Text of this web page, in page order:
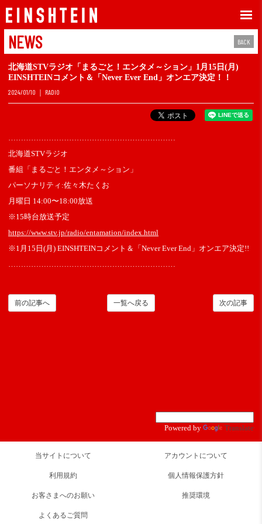
NEWS BACK
北海道STVラジオ「まるごと！エンタメ～ション」1月15日(月)
EINSHTEINコメント＆「Never Ever End」オンエア決定！！
2024/01/10 RADIO
…………………………………………………………
北海道STVラジオ
番組 「まるごと！エンタメ～ション」​
パーソナリティ:佐々木たくお
月曜日 14:00〜18:00放送
※15時台放送予定
https://www.stv.jp/radio/entamation/index.html
※1月15日(月) EINSHTEINコメント＆「Never Ever End」オンエア決定!!
…………………………………………………………
次の記事
一覧へ戻る
前の記事へ
Powered by Translate
当サイトについて アカウントについて
利用規約 個人情報保護方針
お客さまへのお願い 推奨環境
よくあるご質問